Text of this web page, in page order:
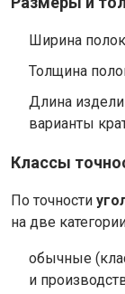
Ширина
Толщина
Длина
варианты
Классы
По точности
на две
обычные
и